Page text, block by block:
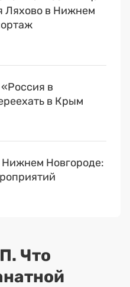
Ляхово в Нижнем
в
в Крым
Новгороде:
Что